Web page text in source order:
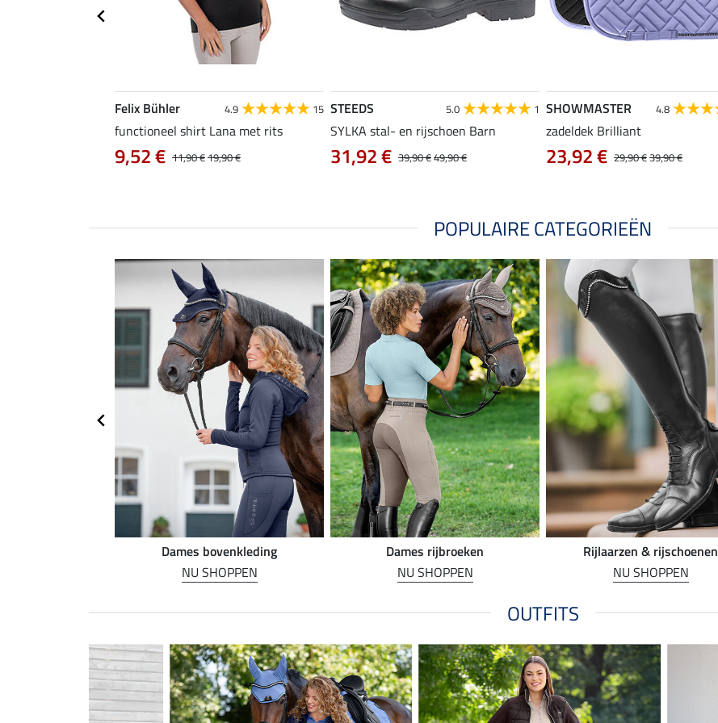
Felix Bühler 4.9 15
functioneel shirt Lana met rits
11,90 €19,90 €
9,52 €
STEEDS 5.0 1
SYLKA stal- en rijschoen Barn
39,90 €49,90 €
31,92 €
SHOWMASTER 4.8
zadeldek Brilliant
29,90 €39,90 €
23,92 €
POPULAIRE CATEGORIEËN
Dames bovenkleding
NU SHOPPEN
Dames rijbroeken
NU SHOPPEN
Rijlaarzen & rijschoenen
NU SHOPPEN
OUTFITS